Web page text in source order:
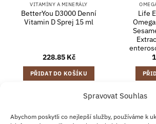
Spravovat Souhlas
Abychom poskytli co nejlepší služby, používáme k
VITAMÍNY A MINERÁLY
BetterYou D3000 Denní
Vitamin D Sprej 15 ml
228.85 Kč
PŘIDAT DO KOŠÍKU
Life
Credit Klarna Apple